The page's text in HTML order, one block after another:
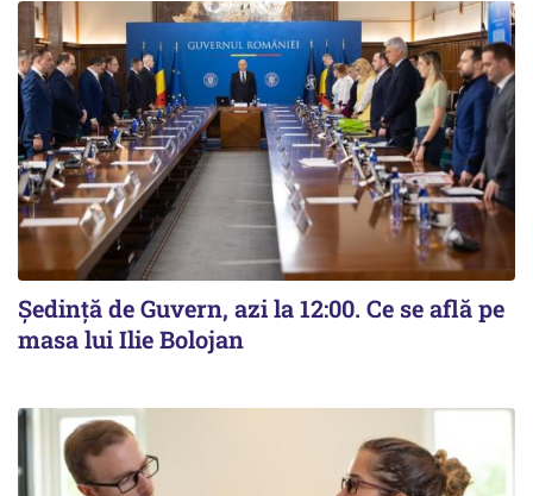
Ședință de Guvern, azi la 12:00. Ce se află pe
masa lui Ilie Bolojan